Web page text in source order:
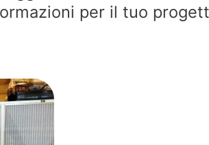
per il tuo